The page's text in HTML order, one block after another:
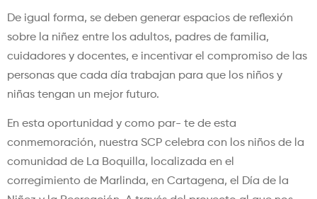
De igual forma, se deben generar espacios de reflexión
sobre la niñez entre los adultos, padres de familia,
cuidadores y docentes, e incentivar el compromiso de las
personas que cada día trabajan para que los niños y
niñas tengan un mejor futuro.
En esta oportunidad y como par- te de esta
conmemoración, nuestra SCP celebra con los niños de la
comunidad de La Boquilla, localizada en el
corregimiento de Marlinda, en Cartagena, el Día de la